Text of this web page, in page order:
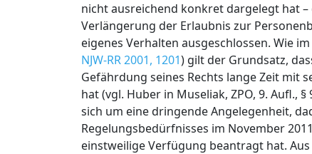
nicht ausreichend konkret dargelegt hat
Verlängerung der Erlaubnis zur
eigenes Verhalten ausgeschlossen. Wie
NJW-RR 2001, 1201) gilt der Grundsatz,
Gefährdung seines Rechts lange Zeit mit
hat (vgl. Huber in Museliak, ZPO, 9. Aufl.,
sich um eine dringende Angelegenheit,
Regelungsbedürfnisses im November
einstweilige Verfügung beantragt hat.